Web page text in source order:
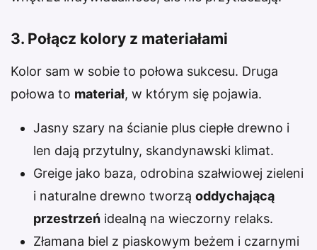
3. Połącz kolory z materiałami
Kolor sam w sobie to połowa sukcesu. Druga
połowa to materiał, w którym się pojawia.
Jasny szary na ścianie plus ciepłe drewno i
len dają przytulny, skandynawski klimat.
Greige jako baza, odrobina szałwiowej zieleni
i naturalne drewno tworzą oddychającą
przestrzeń idealną na wieczorny relaks.
Złamana biel z piaskowym beżem i czarnymi